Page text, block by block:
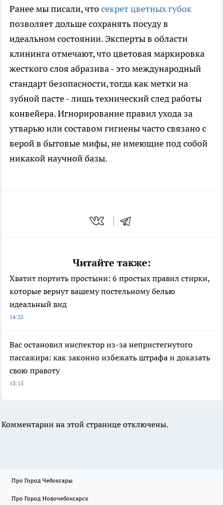
Ранее мы писали, чтосекрет цветных губок
позволяет дольше сохранять посуду в
идеальном состоянии. Эксперты в области
клининга отмечают, что цветовая маркировка
жесткого слоя абразива - это международный
стандарт безопасности, тогда как метки на
зубной пасте - лишь технический след работы
конвейера. Игнорирование правил ухода за
утварью или составом гигиены часто связано с
верой в бытовые мифы, не имеющие под собой
никакой научной базы.
Читайте также:
Хватит портить простыни: 6 простых правил стирки,
которые вернут вашему постельному белью
идеальный вид
14:25
Вас остановил инспектор из-за непристегнутого
пассажира: как законно избежать штрафа и доказать
свою правоту
13:15
Комментарии на этой странице отключены.
Про Город Чебоксары
Про Город Новочебоксарск